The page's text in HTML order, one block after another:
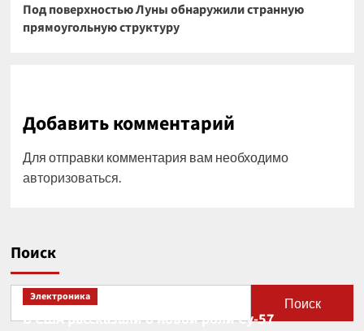
Под поверхностью Луны обнаружили странную
прямоугольную структуру
Добавить комментарий
Для отправки комментария вам необходимо
авторизоваться.
Поиск
Поиск
Электроника
В США рассказали о новой роли Су-57